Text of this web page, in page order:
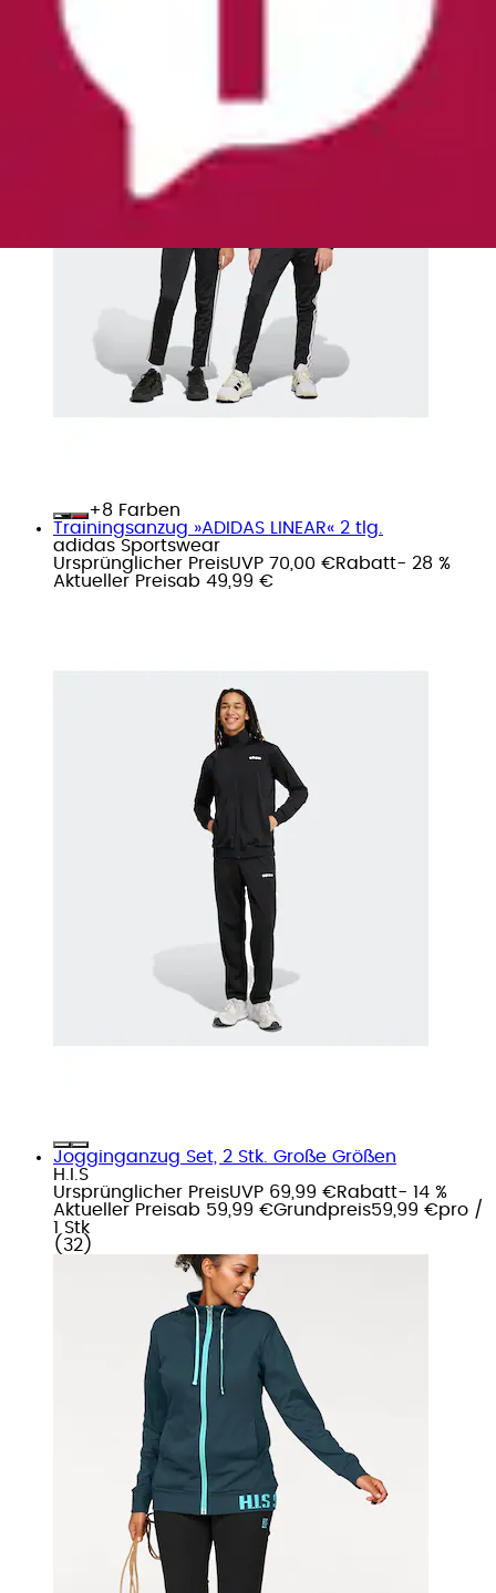
+
Farben
Trainingsanzug »ADIDAS LINEAR« 2 tlg.
adidas Sportswear
Ursprünglicher PreisUVP 70,00 €Rabatt- 28 %
Aktueller Preisab 49,99 €
Jogginganzug Set, 2 Stk. Große Größen
H.I.S
Ursprünglicher PreisUVP 69,99 €Rabatt- 14 %
Aktueller Preisab 59,99 €Grundpreis59,99 €pro /
1 Stk
( 32 )